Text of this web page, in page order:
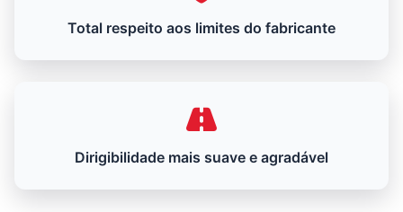
Total respeito aos limites do fabricante
Dirigibilidade mais suave e agradável